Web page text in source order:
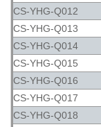
CS-YHG-Q012
CS-YHG-Q013
CS-YHG-Q014
CS-YHG-Q015
CS-YHG-Q016
CS-YHG-Q017
CS-YHG-Q018